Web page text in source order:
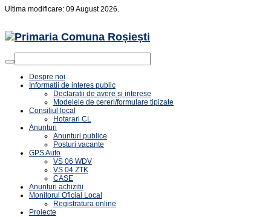
Ultima modificare: 09 August 2026.
Despre noi
Informatii de interes public
Declaratii de avere si interese
Modelele de cereri/formulare tipizate
Consiliul local
Hotarari CL
Anunturi
Anunturi publice
Posturi vacante
GPS Auto
VS 06 WDV
VS 04 ZTK
CASE
Anunturi achizitii
Monitorul Oficial Local
Registratura online
Proiecte